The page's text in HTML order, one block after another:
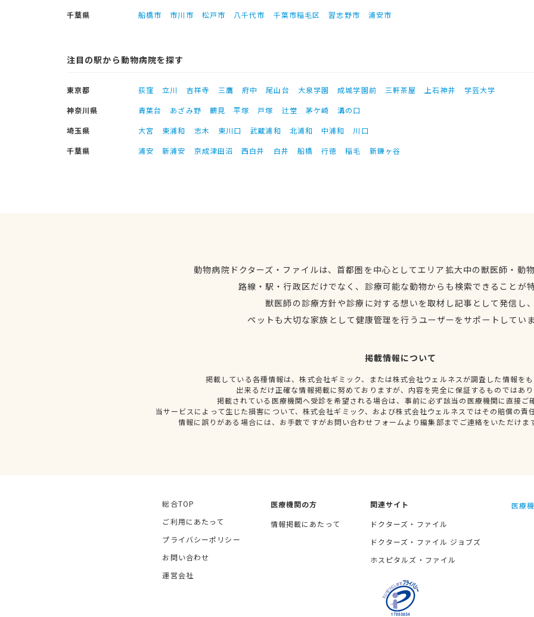
千葉県
船橋市 市川市 松戸市 八千代市 千葉市稲毛区 習志野市 浦安市
注目の駅から動物病院を探す
東京都 荻窪 立川 吉祥寺 三鷹 府中 尾山台 大泉学園 成城学園前 三軒茶屋 上石神井
学芸大学
神奈川県
青葉台 あざみ野 鶴見 平塚 戸塚 辻堂 茅ケ崎
溝の口
埼玉県
大宮 東浦和 志木 東川口 武蔵浦和 北浦和 中浦和
川口
千葉県
浦安 新浦安 京成津田沼 西白井 白井 船橋 行徳 稲毛 新鎌ヶ谷
動物病院ドクターズ・ファイルは、首都圏を中心としてエリア拡大中の獣医師・動
路線・駅・行政区だけでなく、診療可能な動物からも検索できることが
獣医師の診療方針や診療に対する想いを取材し記事として発信し
ペットも大切な家族として健康管理を行うユーザーをサポートしてい
掲載情報について
掲載している各種情報は、株式会社ギミック、または株式会社ウェルネスが調査した情報を
出来るだけ正確な情報掲載に努めておりますが、内容を完全に保証するものではあ
掲載されている医療機関へ受診を希望される場合は、事前に必ず該当の医療機関に直接ご
当サービスによって生じた損害について、株式会社ギミック、および株式会社ウェルネスではその賠償の責
情報に誤りがある場合には、お手数ですがお問い合わせフォームより編集部までご連絡をいただけま
総合TOP
ご利用にあたって
プライバシーポリシー
お問い合わせ
運営会社
医療機関の方
情報掲載にあたって
関連サイト
ドクターズ・ファイル
ドクターズ・ファイル ジョブズ
ホスピタルズ・ファイル
医療